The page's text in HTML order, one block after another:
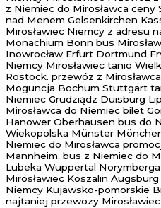
z Niemiec do Mirosławca
nad Menem Gelsenkirchen
Mirosławiec Niemcy z adresu
Monachium Bonn bus
Inowrocław Erfurt Dortmund
Niemcy Mirosławiec tanio
Rostock. przewóz z
Moguncja Bochum Stuttgart
Niemiec Grudziądz Duisburg
Mirosławca do Niemiec bilet
Hanower Oberhausen bus do
Wiekopolska Münster
Niemiec do Mirosławca
Mannheim. bus z Niemiec do
Lubeka Wuppertal
Mirosławiec Koszalin
Niemcy Kujawsko-pomorskie
najtaniej przewozy